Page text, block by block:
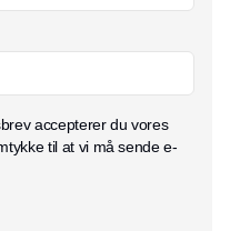
accepterer du vores
til at vi må sende e-